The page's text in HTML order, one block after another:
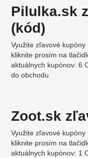
Pilulka.sk
(kód)
Využite zľavové
kliknite prosím na
aktuálnych kupónov: 6
do obchodu
Zoot.sk
Využite zľavové
kliknite prosím na
aktuálnych kupónov: 1